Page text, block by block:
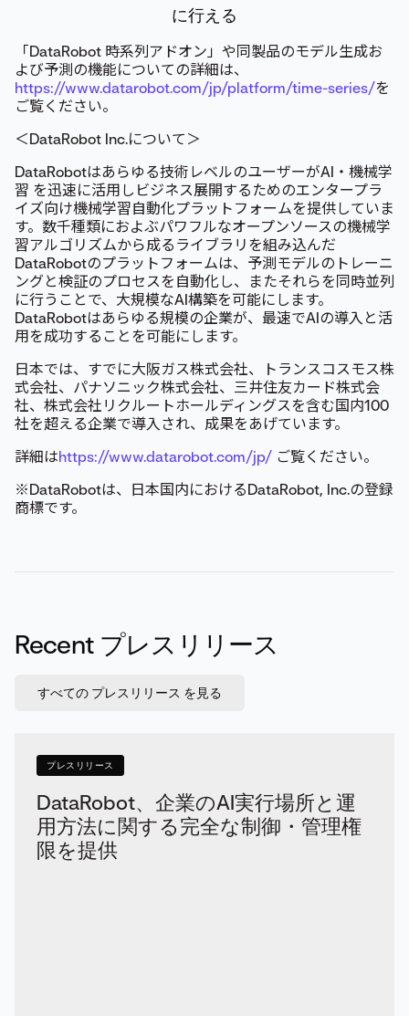
に行える
「DataRobot 時系列アドオン」や同製品のモデル生成お
よび予測の機能についての詳細は、
https://www.datarobot.com/jp/platform/time-series/を
ご覧ください。
＜DataRobot Inc.について＞
DataRobotはあらゆる技術レベルのユーザーがAI・機械学
習 を迅速に活用しビジネス展開するためのエンタープラ
イズ向け機械学習自動化プラットフォームを提供していま
す。数千種類におよぶパワフルなオープンソースの機械学
習アルゴリズムから成るライブラリを組み込んだ
DataRobotのプラットフォームは、予測モデルのトレーニ
ングと検証のプロセスを自動化し、またそれらを同時並列
に行うことで、大規模なAI構築を可能にします。
DataRobotはあらゆる規模の企業が、最速でAIの導入と活
用を成功することを可能にします。
日本では、すでに大阪ガス株式会社、トランスコスモス株
式会社、パナソニック株式会社、三井住友カード株式会
社、株式会社リクルートホールディングスを含む国内100
社を超える企業で導入され、成果をあげています。
詳細はhttps://www.datarobot.com/jp/ ご覧ください。
※DataRobotは、日本国内におけるDataRobot, Inc.の登録
商標です。
Recent プレスリリース
すべての プレスリリース を見る
プレスリリース
DataRobot、企業のAI実行場所と運
用方法に関する完全な制御・管理権
限を提供